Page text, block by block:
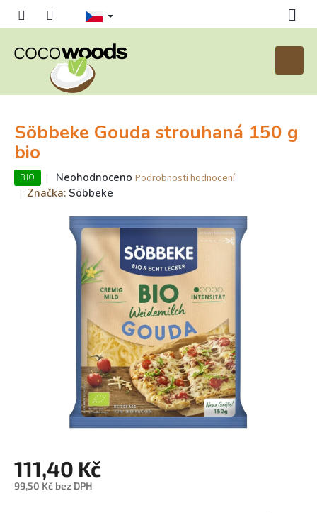
košík
Söbbeke Gouda strouhaná 150 g
bio
BIO
Průměrné
hodnocení
0,0
hvězdiček.
Neohodnoceno Podrobnosti hodnocení
Značka: Söbbeke
111,40 Kč
99,50 Kč bez DPH